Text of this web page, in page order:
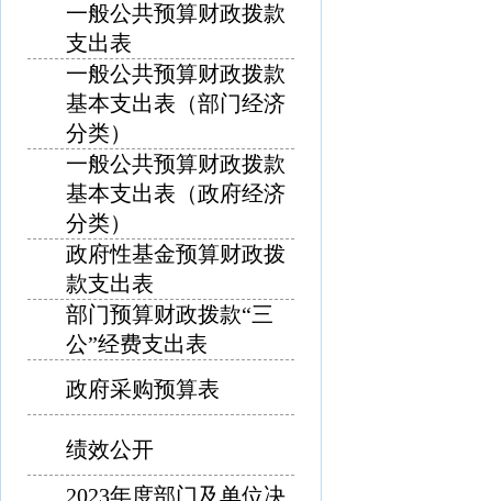
一般公共预算财政拨款
支出表
一般公共预算财政拨款
基本支出表（部门经济
分类）
一般公共预算财政拨款
基本支出表（政府经济
分类）
政府性基金预算财政拨
款支出表
部门预算财政拨款“三
公”经费支出表
政府采购预算表
绩效公开
2023年度部门及单位决